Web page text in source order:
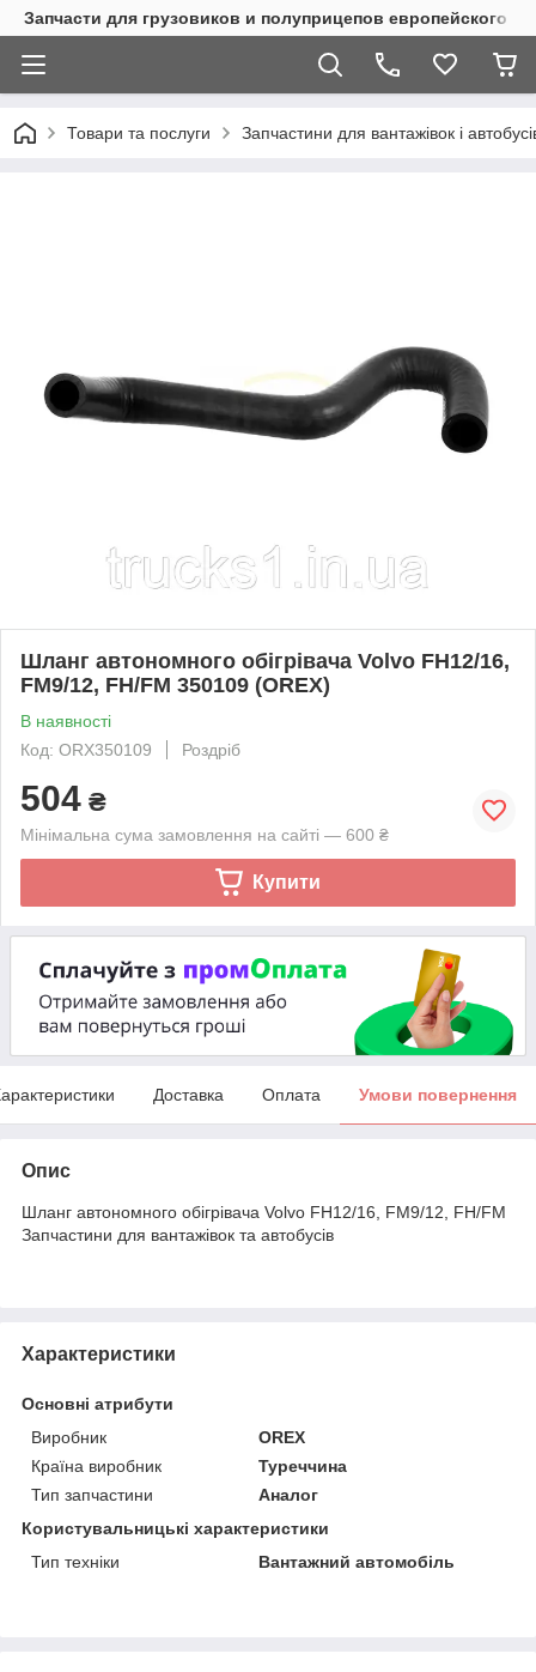
Запчасти для грузовиков и полуприцепов европейского
Товари та послуги Запчастини для вантажівок і
Шланг автономного обігрівача Volvo FH12/16,
FM9/12, FH/FM 350109 (OREX)
В наявності
Код: ORX350109
Роздріб
504 ₴
Мінімальна сума замовлення на сайті — 600 ₴
Купити
Доставка Оплата Умови повернення
Опис
Шланг автономного обігрівача Volvo FH12/16, FM9/12, FH/FM
Запчастини для вантажівок та автобусів
Характеристики
Основні атрибути
Виробник
OREX
Країна виробник
Туреччина
Тип запчастини
Аналог
Користувальницькі характеристики
Тип техніки
Вантажний автомобіль